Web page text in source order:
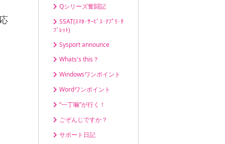
Qシリーズ奮闘記
SSAT(ｽﾏﾎ･ｻｰﾋﾞｽ･ｱﾌﾟﾘ･ﾀ
ﾌﾞﾚｯﾄ)
Sysport announce
Whats's this？
Windowsワンポイント
Wordワンポイント
“一丁噛”が行く！
ごぞんじですか？
サポート日記